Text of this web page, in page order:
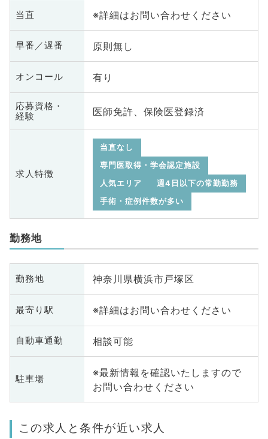
当直 ※詳細はお問い合わせください
早番／遅番 原則無し
オンコール 有り
応募資格・
経験
医師免許、保険医登録済
求人特徴
当直なし
専門医取得・学会認定施設
人気エリア
週4日以下の常勤勤務
手術・症例件数が多い
勤務地
勤務地 神奈川県横浜市戸塚区
最寄り駅 ※詳細はお問い合わせください
自動車通勤 相談可能
駐車場
※最新情報を確認いたしますので
お問い合わせください
この求人と条件が近い求人